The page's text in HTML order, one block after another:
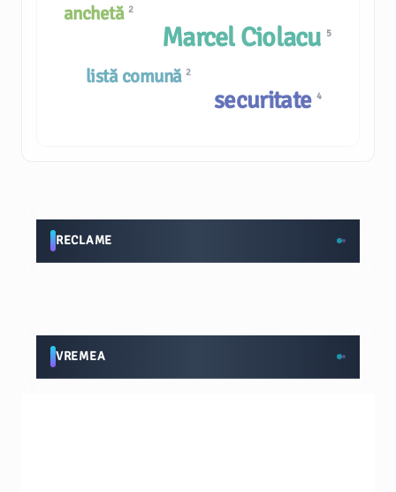
anchetă 2
listă comună 2
Marcel Ciolacu 5
securitate 4
RECLAME
VREMEA